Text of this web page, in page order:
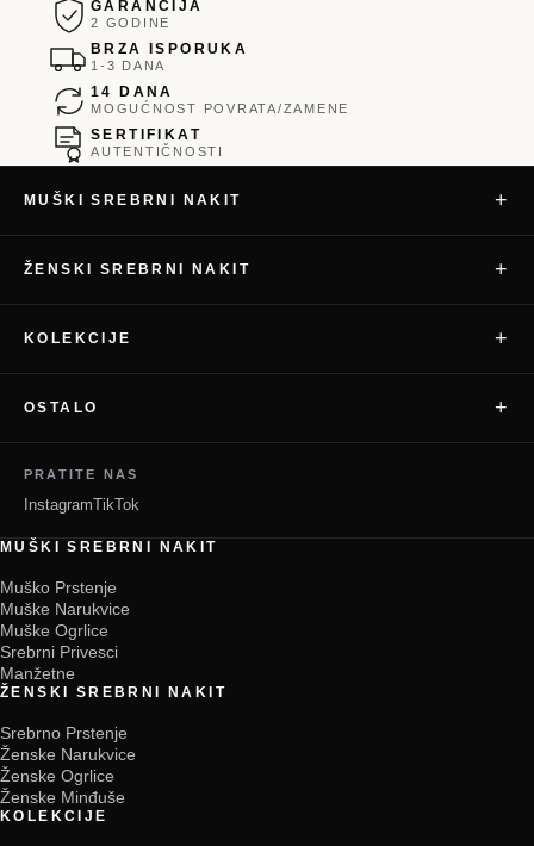
GARANCIJA
2 GODINE
BRZA ISPORUKA
1-3 DANA
14 DANA
MOGUĆNOST POVRATA/ZAMENE
SERTIFIKAT
AUTENTIČNOSTI
MUŠKI SREBRNI NAKIT +
ŽENSKI SREBRNI NAKIT +
KOLEKCIJE +
OSTALO +
PRATITE NAS
InstagramTikTok
MUŠKI SREBRNI NAKIT
Muško Prstenje
Muške Narukvice
Muške Ogrlice
Srebrni Privesci
Manžetne
ŽENSKI SREBRNI NAKIT
Srebrno Prstenje
Ženske Narukvice
Ženske Ogrlice
Ženske Minđuše
KOLEKCIJE